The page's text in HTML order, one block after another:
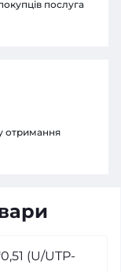
(U/UTP-
послуга
отримання